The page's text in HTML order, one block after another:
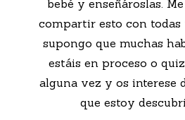
bebé y enseñároslas.
compartir esto con todas
supongo que muchas
estáis en proceso o
alguna vez y os interese
que estoy